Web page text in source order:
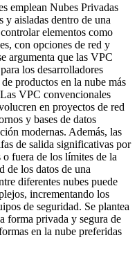
emplean Nubes Privadas
y aisladas dentro de una
elementos como
con opciones de red y
argumenta que las VPC
los desarrolladores
productos en la nube más
VPC convencionales
en proyectos de red
y bases de datos
modernas. Además, las
de salida significativas por
o fuera de los límites de la
los datos de una
diferentes nubes puede
incrementando los
de seguridad. Se plantea
forma privada y segura de
en la nube preferidas